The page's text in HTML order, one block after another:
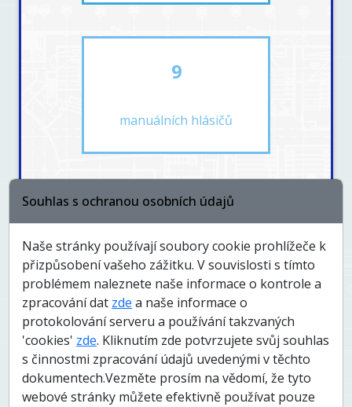
Souhlas s ochranou osobních údajů
Naše stránky používají soubory cookie prohlížeče k
přizpůsobení vašeho zážitku. V souvislosti s tímto
problémem naleznete naše informace o kontrole a
zpracování dat zde a naše informace o
protokolování serveru a používání takzvaných
'cookies' zde. Kliknutím zde potvrzujete svůj souhlas
s činnostmi zpracování údajů uvedenými v těchto
dokumentech.Vezměte prosím na vědomí, že tyto
webové stránky můžete efektivně používat pouze
9
manuálních hlásičů
12
plamenných detektorů